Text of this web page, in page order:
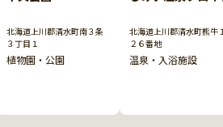
北海道上川郡清水町南３条
３丁目１
植物園・公園
北海道上川郡清水町熊牛
２６番地
温泉・入浴施設